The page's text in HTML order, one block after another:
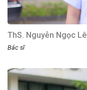
ThS. Nguyễn Ngọc Lê
Bác sĩ